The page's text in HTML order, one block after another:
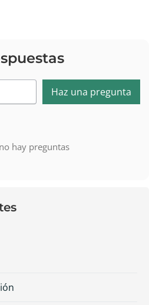
Haz una pregunta
hay preguntas